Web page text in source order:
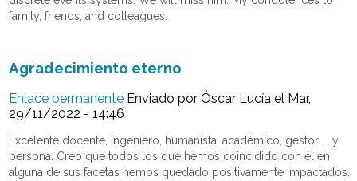
family, friends, and colleagues.
Agradecimiento eterno
Enlace permanente Enviado porÓscar Lucía el Mar,
29/11/2022 - 14:46
Excelente docente, ingeniero, humanista, académico, gestor ... y
persona. Creo que todos los que hemos coincidido con él en
alguna de sus facetas hemos quedado positivamente impactados.